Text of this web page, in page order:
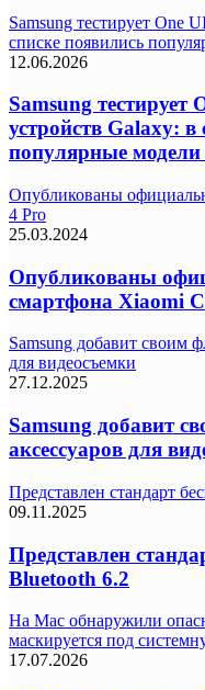
Samsung тестирует One
списке появились
12.06.2026
Samsung тестирует
устройств Galaxy: в
популярные модели
Опубликованы
4 Pro
25.03.2024
Опубликованы
смартфона Xiaomi
Samsung добавит своим
для видеосъемки
27.12.2025
Samsung добавит
аксессуаров для
Представлен стандарт
09.11.2025
Представлен
Bluetooth 6.2
На Mac обнаружили
маскируется под
17.07.2026